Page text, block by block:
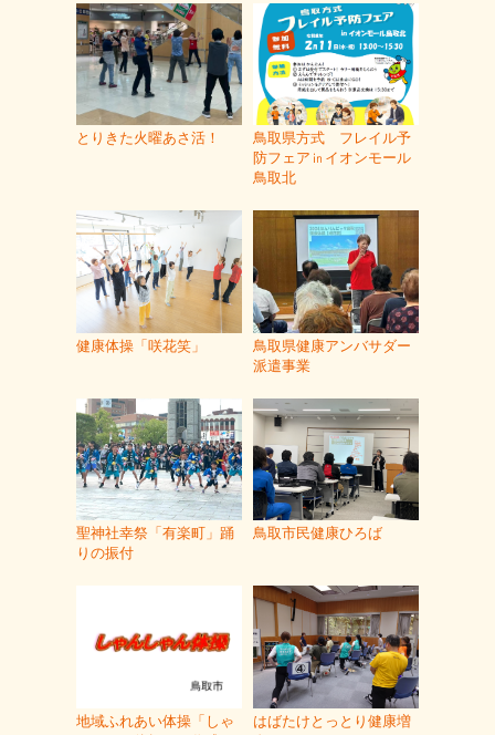
とりきた火曜あさ活！
鳥取県方式 フレイル予
防フェア㏌イオンモール
鳥取北
健康体操「咲花笑」
鳥取県健康アンバサダー
派遣事業
聖神社幸祭「有楽町」踊
りの振付
鳥取市民健康ひろば
地域ふれあい体操「しゃ
はばたけとっとり健康増